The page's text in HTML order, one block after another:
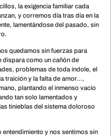
la exigencia familiar cada
y corremos día tras día en la
lamentándose del pasado, sin
quedamos sin fuerzas para
dispara como un cañón de
problemas de toda índole, el
traición y la falta de amor…,
plantando el inmenso vacío
tan solo lamentados y
tinieblas del sistema doloroso
entendimiento y nos sentimos sin